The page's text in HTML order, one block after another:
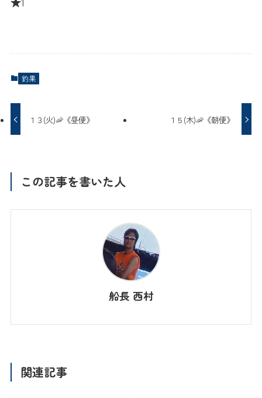
釣果
１３(火)🦐《昼便》 １５(木)🦐《朝便》
この記事を書いた人
船長 西村
関連記事